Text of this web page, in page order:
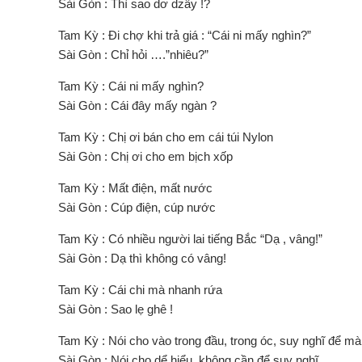
Sài Gòn : Thì sao dơ dzây !?
Tam Kỳ : Đi chợ khi trả giá : “Cái ni mấy nghìn?”
Sài Gòn : Chỉ hỏi ….”nhiêu?”
Tam Kỳ : Cái ni mấy nghìn?
Sài Gòn : Cái đây mấy ngàn ?
Tam Kỳ : Chị ơi bán cho em cái túi Nylon
Sài Gòn : Chị ơi cho em bịch xốp
Tam Kỳ : Mất điện, mất nước
Sài Gòn : Cúp điện, cúp nước
Tam Kỳ : Có nhiều người lai tiếng Bắc “Dạ , vâng!”
Sài Gòn : Dạ thì không có vâng!
Tam Kỳ : Cái chi mà nhanh rứa
Sài Gòn : Sao lẹ ghê !
Tam Kỳ : Nói cho vào trong đầu, trong óc, suy nghĩ để